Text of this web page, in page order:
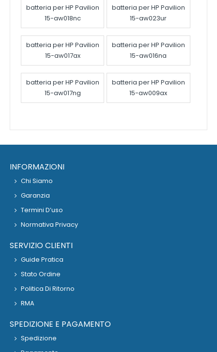
batteria per HP Pavilion
15-aw018nc
batteria per HP Pavilion
15-aw023ur
batteria per HP Pavilion
15-aw017ax
batteria per HP Pavilion
15-aw016na
batteria per HP Pavilion
15-aw017ng
batteria per HP Pavilion
15-aw009ax
INFORMAZIONI
Chi Siamo
Garanzia
Termini D’uso
Normativa Privacy
SERVIZIO CLIENTI
Guide Pratica
Stato Ordine
Politica Di Ritorno
RMA
SPEDIZIONE E PAGAMENTO
Spedizione